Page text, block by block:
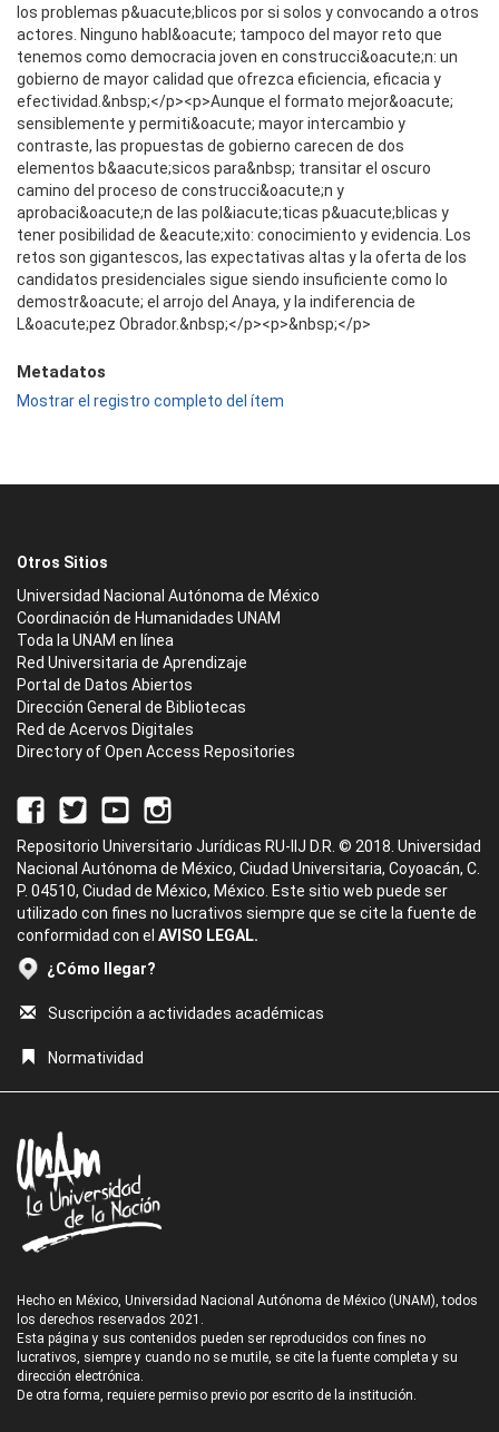
los problemas p&uacute;blicos por si solos y convocando a otros
actores. Ninguno habl&oacute; tampoco del mayor reto que
tenemos como democracia joven en construcci&oacute;n: un
gobierno de mayor calidad que ofrezca eficiencia, eficacia y
efectividad.&nbsp;</p><p>Aunque el formato mejor&oacute;
sensiblemente y permiti&oacute; mayor intercambio y
contraste, las propuestas de gobierno carecen de dos
elementos b&aacute;sicos para&nbsp; transitar el oscuro
camino del proceso de construcci&oacute;n y
aprobaci&oacute;n de las pol&iacute;ticas p&uacute;blicas y
tener posibilidad de &eacute;xito: conocimiento y evidencia. Los
retos son gigantescos, las expectativas altas y la oferta de los
candidatos presidenciales sigue siendo insuficiente como lo
demostr&oacute; el arrojo del Anaya, y la indiferencia de
L&oacute;pez Obrador.&nbsp;</p><p>&nbsp;</p>
Metadatos
Mostrar el registro completo del ítem
Otros Sitios
Universidad Nacional Autónoma de México
Coordinación de Humanidades UNAM
Toda la UNAM en línea
Red Universitaria de Aprendizaje
Portal de Datos Abiertos
Dirección General de Bibliotecas
Red de Acervos Digitales
Directory of Open Access Repositories
Repositorio Universitario Jurídicas RU-IIJ D.R. © 2018. Universidad
Nacional Autónoma de México, Ciudad Universitaria, Coyoacán, C.
P. 04510, Ciudad de México, México. Este sitio web puede ser
utilizado con fines no lucrativos siempre que se cite la fuente de
conformidad con el AVISO LEGAL.
¿Cómo llegar?
Suscripción a actividades académicas
Normatividad
Hecho en México, Universidad Nacional Autónoma de México (UNAM), todos
los derechos reservados 2021.
Esta página y sus contenidos pueden ser reproducidos con fines no
lucrativos, siempre y cuando no se mutile, se cite la fuente completa y su
dirección electrónica.
De otra forma, requiere permiso previo por escrito de la institución.